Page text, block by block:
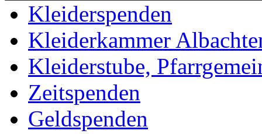
Kleiderspenden
Kleiderkammer
Kleiderstube,
Zeitspenden
Geldspenden